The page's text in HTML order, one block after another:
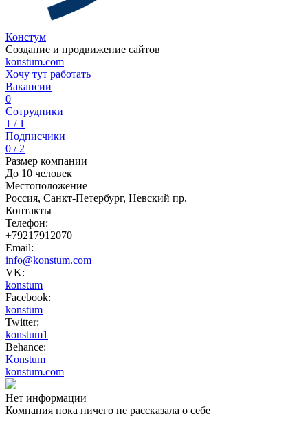
Констум
Создание и продвижение сайтов
konstum.com
Хочу тут работать
Вакансии
0
Сотрудники
1 / 1
Подписчики
0 / 2
Размер компании
До 10 человек
Местоположение
Россия, Санкт-Петербург, Невский пр.
Контакты
Телефон:
+79217912070
Email:
info@konstum.com
VK:
konstum
Facebook:
konstum
Twitter:
konstum1
Behance:
Konstum
konstum.com
Нет информации
Компания пока ничего не рассказала о себе